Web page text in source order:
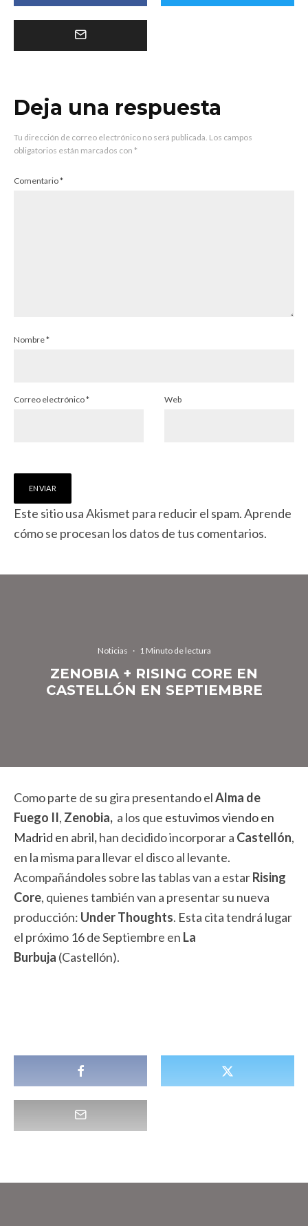
Deja una respuesta
Tu dirección de correo electrónico no será publicada. Los campos
obligatorios están marcados con *
Comentario*
Nombre*
Correo electrónico* Web
Este sitio usa Akismet para reducir el spam.Aprende
cómo se procesan los datos de tus comentarios.
Noticias · 1 Minuto de lectura
ZENOBIA + RISING CORE EN
CASTELLÓN EN SEPTIEMBRE
Como parte de su gira presentando elAlma de
Fuego II, Zenobia, a los que estuvimos viendo en
Madrid en abril,han decidido incorporar a Castellón,
en la misma para llevar el disco al levante.
Acompañándoles sobre las tablas van a estarRising
Core, quienes también van a presentar su nueva
producción: Under Thoughts. Esta cita tendrá lugar
el próximo 16 de Septiembre en La
Burbuja (Castellón).